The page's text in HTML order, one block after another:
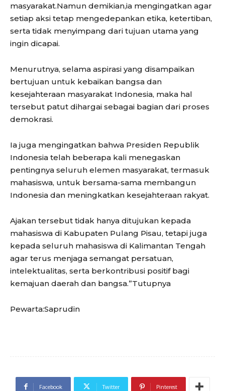
masyarakat.Namun demikian,ia mengingatkan agar
setiap aksi tetap mengedepankan etika, ketertiban,
serta tidak menyimpang dari tujuan utama yang
ingin dicapai.
Menurutnya, selama aspirasi yang disampaikan
bertujuan untuk kebaikan bangsa dan
kesejahteraan masyarakat Indonesia, maka hal
tersebut patut dihargai sebagai bagian dari proses
demokrasi.
Ia juga mengingatkan bahwa Presiden Republik
Indonesia telah beberapa kali menegaskan
pentingnya seluruh elemen masyarakat, termasuk
mahasiswa, untuk bersama-sama membangun
Indonesia dan meningkatkan kesejahteraan rakyat.
Ajakan tersebut tidak hanya ditujukan kepada
mahasiswa di Kabupaten Pulang Pisau, tetapi juga
kepada seluruh mahasiswa di Kalimantan Tengah
agar terus menjaga semangat persatuan,
intelektualitas, serta berkontribusi positif bagi
kemajuan daerah dan bangsa.”Tutupnya
Pewarta:Saprudin
Facebook Twitter Pinterest